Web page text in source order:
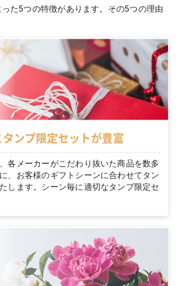
た5つの特徴があります。その5つの理由
ンプ限定セットが豊富
各メーカーがこだわり抜いた商品を数多
、お客様のギフトシーンに合わせてタン
します。シーン毎に適切なタンプ限定セ